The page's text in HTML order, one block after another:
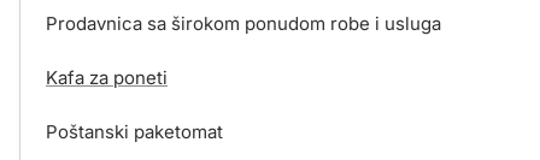
Prodavnica sa širokom ponudom robe i usluga
Kafa za poneti
Poštanski paketomat